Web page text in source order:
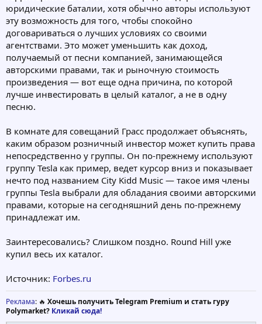
юридические баталии, хотя обычно авторы используют
эту возможность для того, чтобы спокойно
договариваться о лучших условиях со своими
агентствами. Это может уменьшить как доход,
получаемый от песни компанией, занимающейся
авторскими правами, так и рыночную стоимость
произведения — вот еще одна причина, по которой
лучше инвестировать в целый каталог, а не в одну
песню.
В комнате для совещаний Грасс продолжает объяснять,
каким образом розничный инвестор может купить права
непосредственно у группы. Он по-прежнему используют
группу Tesla как пример, ведет курсор вниз и показывает
нечто под названием City Kidd Music — такое имя члены
группы Tesla выбрали для обладания своими авторскими
правами, которые на сегодняшний день по-прежнему
принадлежат им.
Заинтересовались? Слишком поздно. Round Hill уже
купил весь их каталог.
Источник: Forbes.ru
Реклама: 🔥 Хочешь получить Telegram Premium и стать гуру
Polymarket? Кликай сюда!